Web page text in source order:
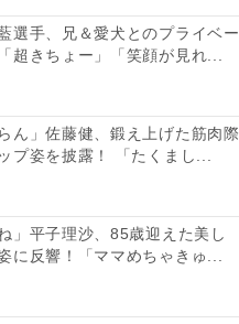
選手、兄＆愛犬とのプライベー
超きちょー」「笑顔が見れ...
ん」佐藤健、鍛え上げた筋肉際
プ姿を披露！ 「たくまし...
」平子理沙、85歳迎えた美し
に反響！「ママめちゃきゅ...